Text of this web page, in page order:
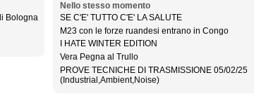
Bologna
Nello stesso momento
SE C'E' TUTTO C'E' LA SALUTE
M23 con le forze ruandesi entrano in Congo
I HATE WINTER EDITION
Vera Pegna al Trullo
PROVE TECNICHE DI TRASMISSIONE 05/02/25
(Industrial,Ambient,Noise)